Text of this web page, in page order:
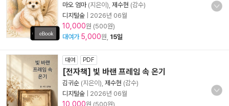
마오 엄마(지은이), 제수현 (감수)
디지털숲
2026년 06월
10,000원 (500원)
대여가 5,000원, 15일
대여 PDF
[전자책] 빛 바랜 프레임 속 온기
김귀순 (지은이), 제수현 (감수)
디지털숲
2026년 06월
10,000원 (500원)